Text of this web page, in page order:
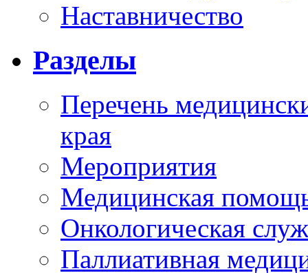
Наставничество
Разделы
Перечень
края
Мероприятия
Медицинская
Онкологическая
Паллиативная